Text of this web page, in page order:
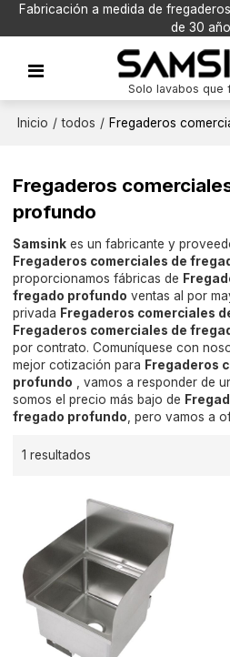
Fabricación a medida de
de 30
Solo lavabos que
Inicio / todos / Fregaderos
Fregaderos
profundo
Samsink es un fabricante y
Fregaderos comerciales de
proporcionamos fábricas de
fregado profundo ventas al por
privada Fregaderos comerciales
Fregaderos comerciales de
por contrato. Comuníquese con
mejor cotización para Fregaderos
profundo , vamos a responder de
somos el precio más bajo de
fregado profundo , pero vamos a
1 resultados